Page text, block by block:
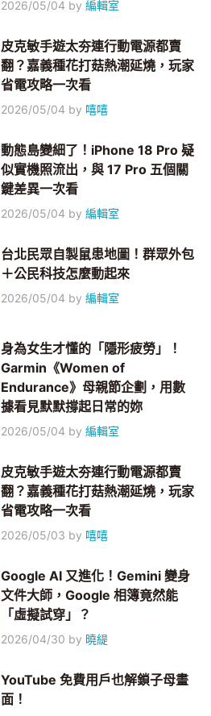
2026/05/04 by編輯室
皮克敏手遊太夯連行動電源都賣
翻？嘉義種花打菇熱潮延燒，玩家
省電攻略一次看
2026/05/04 by 嘻嘻
動態島變細了！iPhone 18 Pro 疑
似實機照流出，與 17 Pro 五個關
鍵差異一次看
2026/05/04 by編輯室
台北民眾自製鼠患地圖！群眾外包
＋公民科技怎麼動起來
2026/05/04 by編輯室
身為女生才懂的「隱形疲勞」！
Garmin《Women of
Endurance》母親節企劃，用數
據看見默默撐起日常的妳
2026/05/04 by編輯室
皮克敏手遊太夯連行動電源都賣
翻？嘉義種花打菇熱潮延燒，玩家
省電攻略一次看
2026/05/03 by 嘻嘻
Google AI 又進化！Gemini 變身
文件大師，Google 相簿竟然能
「虛擬試穿」？
2026/04/30 by 曉緹
YouTube 免費用戶也解鎖子母畫
面！